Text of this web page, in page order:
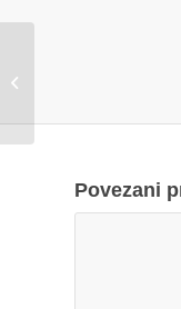
Povezani